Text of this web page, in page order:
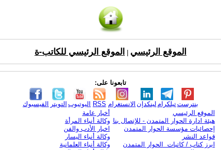
الموقع الرئيسي الموقع الرئيسي للكاتب-ة
تابعونا على:
الفيسبوك التويتر اليوتيوب RSS الانستغرام لينكدإن تيلكرامبنترست
الموقع الرئيسي
هيئة ادارة الحوار المتمدن - للإتصال بنا
إحصائيات مؤسسة الحوار المتمدن
قواعد النشر
ابرز كتاب / كاتبات الحوار المتمدن
أخبار عامة
وكالة أنباء المرأة
اخبار الأدب والفن
وكالة أنباء اليسار
وكالة أنباء العلمانية